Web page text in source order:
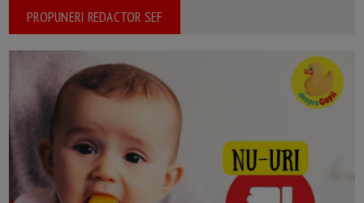
PROPUNERI REDACTOR SEF